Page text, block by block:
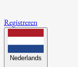
Registreren
Nederlands